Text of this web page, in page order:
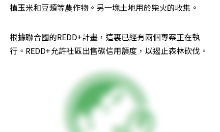
植玉米和豆類等農作物。另一塊土地用於柴火的收集。
根據聯合國的REDD+計畫，這裏已經有兩個專案正在執
行。REDD+允許社區出售碳信用額度，以遏止森林砍伐。